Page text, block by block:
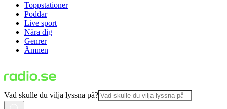
Toppstationer
Poddar
Live sport
Nära dig
Genrer
Ämnen
Vad skulle du vilja lyssna på?